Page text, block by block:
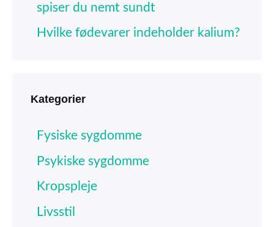
spiser du nemt sundt
Hvilke fødevarer indeholder kalium?
Kategorier
Fysiske sygdomme
Psykiske sygdomme
Kropspleje
Livsstil